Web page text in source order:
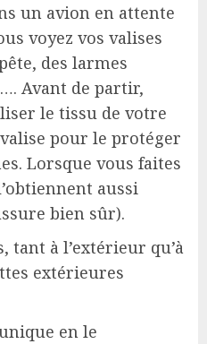
un avion en attente
voyez vos valises
des larmes
Avant de partir,
le tissu de votre
pour le protéger
Lorsque vous faites
aussi
bien sûr).
tant à l’extérieur qu’à
extérieures
en le